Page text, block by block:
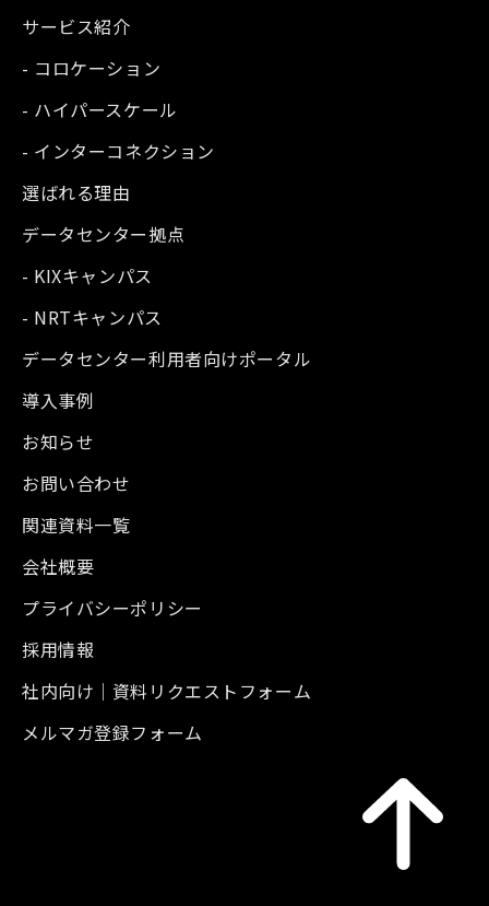
サービス紹介
- コロケーション
- ハイパースケール
- インターコネクション
選ばれる理由
データセンター拠点
- KIXキャンパス
- NRTキャンパス
データセンター利用者向けポータル
導入事例
お知らせ
お問い合わせ
関連資料一覧
会社概要
プライバシーポリシー
採用情報
社内向け｜資料リクエストフォーム
メルマガ登録フォーム